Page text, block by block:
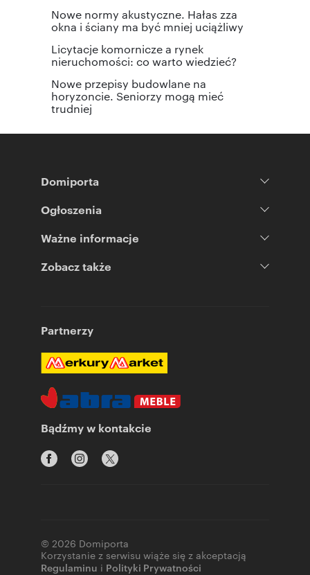
Nowe normy akustyczne. Hałas zza
okna i ściany ma być mniej uciążliwy
Licytacje komornicze a rynek
nieruchomości: co warto wiedzieć?
Nowe przepisy budowlane na
horyzoncie. Seniorzy mogą mieć
trudniej
Domiporta
Ogłoszenia
Ważne informacje
Zobacz także
Partnerzy
Bądźmy w kontakcie
© 2026 Domiporta
Korzystanie z serwisu wiąże się z akceptacją
Regulaminu i Polityki Prywatności